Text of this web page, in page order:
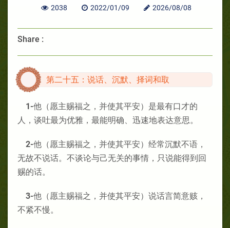
2038 2022/01/09 2026/08/08
Share :
第二十五：说话、沉默、择词和取
1-他（愿主赐福之，并使其平安）是最有口才的
人，谈吐最为优雅，最能明确、迅速地表达意思。
2-他（愿主赐福之，并使其平安）经常沉默不语，
无故不说话。不谈论与己无关的事情，只说能得到回
赐的话。
3-他（愿主赐福之，并使其平安）说话言简意赅，
不紧不慢。